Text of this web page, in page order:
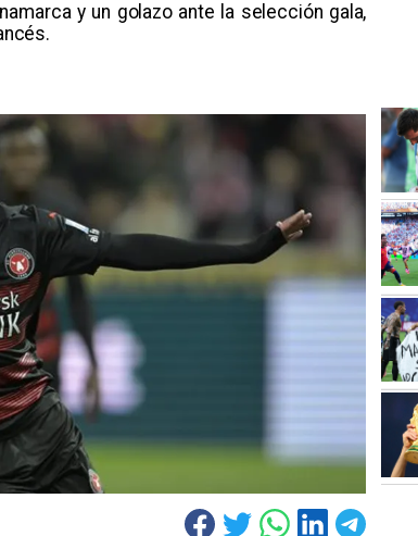
y un golazo ante la selección gala,